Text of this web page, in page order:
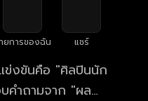
ยการของฉัน แชร์
ข่งขันคือ "ศิลปินนัก
คำถามจาก "ผล